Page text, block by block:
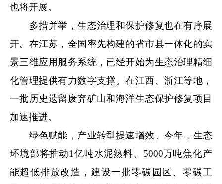
也将开展。
多措并举，生态治理和保护修复也在有序展
开。在江苏，全国率先构建的省市县一体化的实
景三维应用服务系统，已经开始为生态治理精细
化管理提供有力数字支撑。在江西、浙江等地，
一批历史遗留废弃矿山和海洋生态保护修复项目
加速推进。
绿色赋能，产业转型提速增效。今年，生态
环境部将推动1亿吨水泥熟料、5000万吨焦化产
能超低排放改造，建设一批零碳园区、零碳工